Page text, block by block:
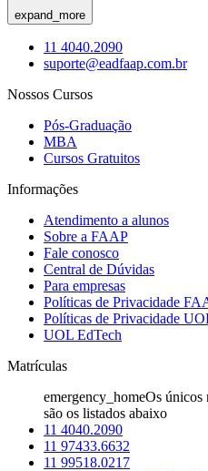
expand_more
11 4040.2090
suporte@eadfaap.com.br
Nossos Cursos
Pós-Graduação
MBA
Cursos Gratuitos
Informações
Atendimento a alunos
Sobre a FAAP
Fale conosco
Central de Dúvidas
Para empresas
Políticas de Privacidade
Políticas de Privacidade
UOL EdTech
Matrículas
emergency_homeOs únicos
são os listados abaixo
11 4040.2090
11 97433.6632
11 99518.0217